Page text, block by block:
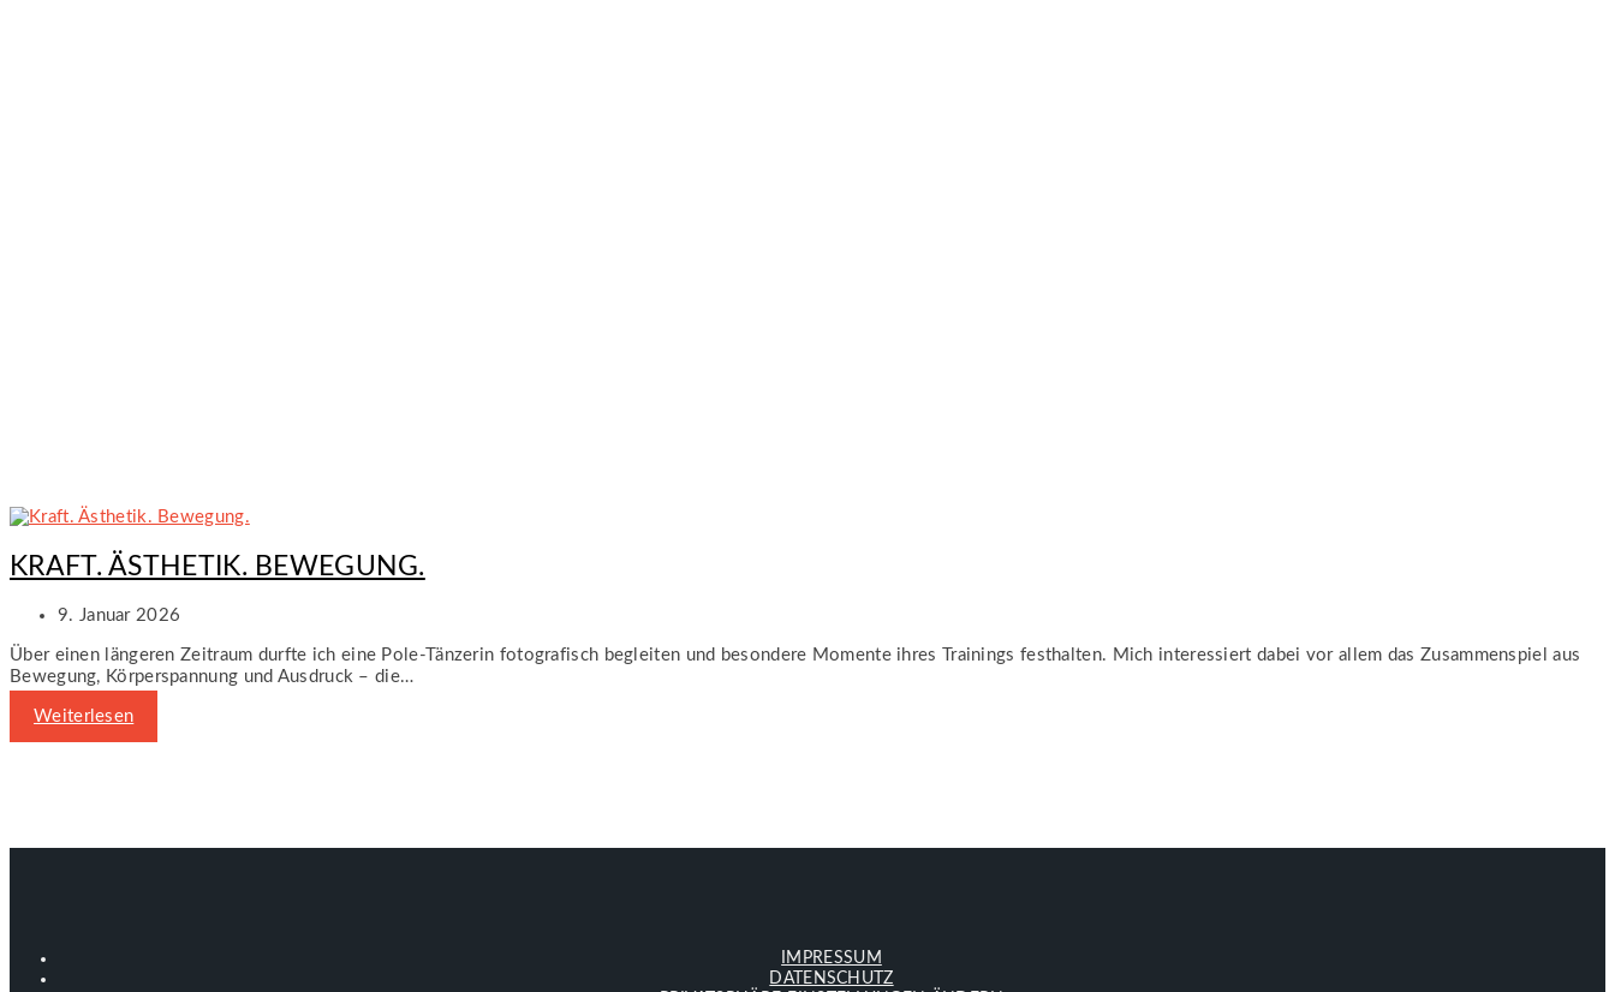
KRAFT. ÄSTHETIK. BEWEGUNG.
9. Januar 2026
Über einen längeren Zeitraum durfte ich eine Pole-Tänzerin fotografisch begleiten und besondere Momente ihres Trainings festhalten. Mich interessiert dabei vor allem das Zusammenspiel aus
Bewegung, Körperspannung und Ausdruck – die…
Weiterlesen
IMPRESSUM
DATENSCHUTZ